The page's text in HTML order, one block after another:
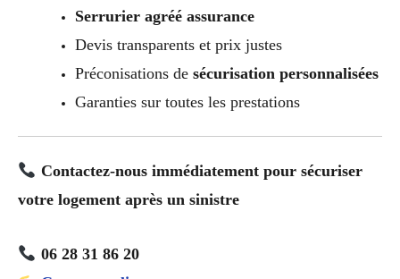
Serrurier agréé assurance
Devis transparents et prix justes
Préconisations de sécurisation personnalisées
Garanties sur toutes les prestations
Contactez-nous immédiatement pour sécuriser
votre logement après un sinistre
06 28 31 86 20